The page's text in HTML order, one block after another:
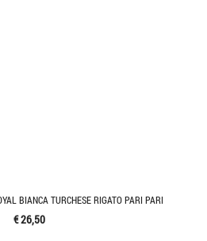
BIANCA TURCHESE RIGATO PARI PARI
€ 26,50